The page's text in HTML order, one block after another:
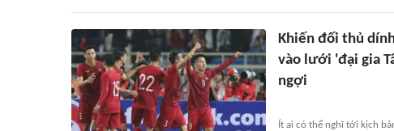
Khiến đối thủ
vào lưới 'đại gia
ngợi
Ít ai có thể nghĩ tới kịch